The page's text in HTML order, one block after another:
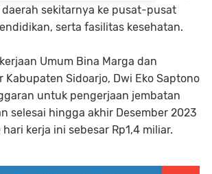
sekitarnya ke pusat-pusat
serta fasilitas kesehatan.
Umum Bina Marga dan
Kabupaten Sidoarjo, Dwi Eko Saptono
untuk pengerjaan jembatan
selesai hingga akhir Desember 2023
kerja ini sebesar Rp1,4 miliar.